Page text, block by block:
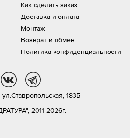
Как сделать заказ
Доставка и оплата
Монтаж
Возврат и обмен
Политика конфиденциальности
2011-2026г.
ул.Ставропольская, 183Б
vk